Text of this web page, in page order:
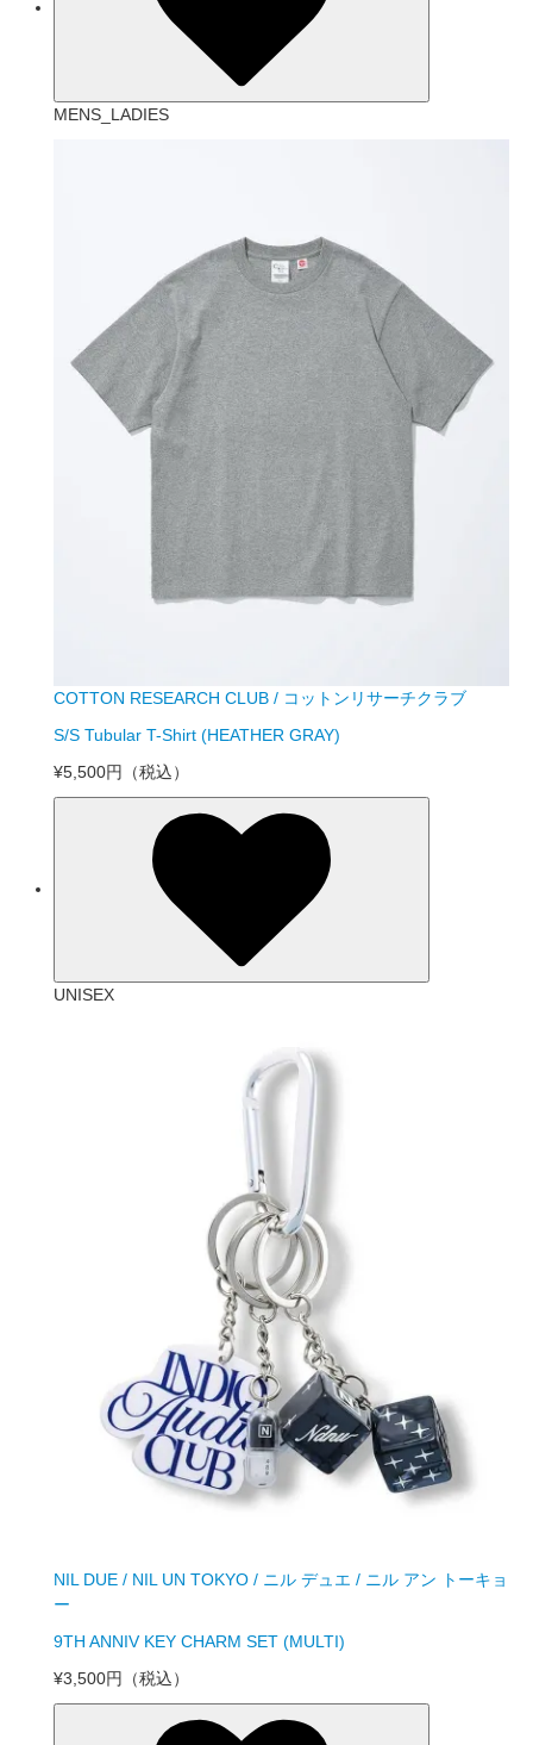
MENS_LADIES
COTTON RESEARCH CLUB / コットンリサーチクラブ
S/S Tubular T-Shirt (HEATHER GRAY)
¥5,500円
（税込）
UNISEX
NIL DUE / NIL UN TOKYO / ニル デュエ / ニル アン トーキョ
ー
9TH ANNIV KEY CHARM SET (MULTI)
¥3,500円
（税込）